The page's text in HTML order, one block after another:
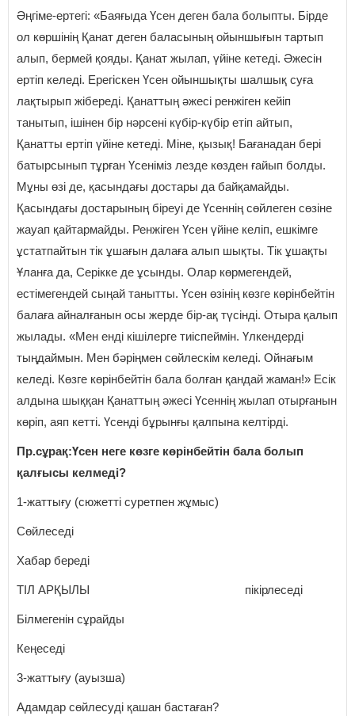
Әңгіме-ертегі: «Баяғыда Үсен деген бала болыпты. Бірде
ол көршінің Қанат деген баласының ойыншығын тартып
алып, бермей қояды. Қанат жылап, үйіне кетеді. Әжесін
ертіп келеді. Ерегіскен Үсен ойыншықты шалшық суға
лақтырып жібереді. Қанаттың әжесі ренжіген кейіп
танытып, ішінен бір нәрсені күбір-күбір етіп айтып,
Қанатты ертіп үйіне кетеді. Міне, қызық! Бағанадан бері
батырсынып тұрған Үсеніміз лезде көзден ғайып болды.
Мұны өзі де, қасындағы достары да байқамайды.
Қасындағы достарының біреуі де Үсеннің сөйлеген сөзіне
жауап қайтармайды. Ренжіген Үсен үйіне келіп, ешкімге
ұстатпайтын тік ұшағын далаға алып шықты. Тік ұшақты
Ұланға да, Серікке де ұсынды. Олар көрмегендей,
естімегендей сыңай танытты. Үсен өзінің көзге көрінбейтін
балаға айналғанын осы жерде бір-ақ түсінді. Отыра қалып
жылады. «Мен енді кішілерге тиіспеймін. Үлкендерді
тыңдаймын. Мен бәріңмен сөйлескім келеді. Ойнағым
келеді. Көзге көрінбейтін бала болған қандай жаман!» Есік
алдына шыққан Қанаттың әжесі Үсеннің жылап отырғанын
көріп, аяп кетті. Үсенді бұрынғы қалпына келтірді.
Пр.сұрақ:Үсен неге көзге көрінбейтін бала болып
қалғысы келмеді?
1-жаттығу (сюжетті суретпен жұмыс)
Сөйлеседі
Хабар береді
ТІЛ АРҚЫЛЫ пікірлеседі
Білмегенін сұрайды
Кеңеседі
3-жаттығу (ауызша)
Адамдар сөйлесуді қашан бастаған?